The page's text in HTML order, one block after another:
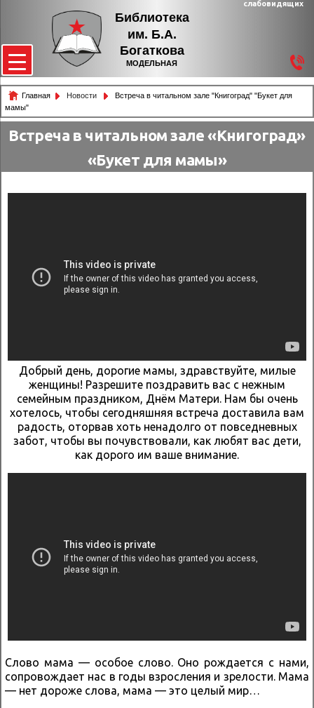
Библиотека
им. Б.А.
Богаткова
МОДЕЛЬНАЯ
слабовидящих
Главная Новости
Встреча в читальном зале "Книгоград" "Букет для
мамы"
Встреча в читальном зале «Книгоград»
«Букет для мамы»
Добрый день, дорогие мамы, здравствуйте, милые
женщины! Разрешите поздравить вас с нежным
семейным праздником, Днём Матери. Нам бы очень
хотелось, чтобы сегодняшняя встреча доставила вам
радость, оторвав хоть ненадолго от повседневных
забот, чтобы вы почувствовали, как любят вас дети,
как дорого им ваше внимание.
Слово мама — особое слово. Оно рождается с нами,
сопровождает нас в годы взросления и зрелости. Мама
— нет дороже слова, мама — это целый мир…